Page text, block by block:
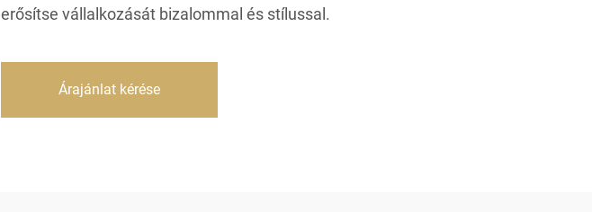
erősítse vállalkozását bizalommal és stílussal.
Árajánlat kérése